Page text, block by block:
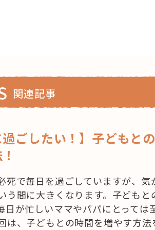
関連記事
過ごしたい！】子どもとの
死で毎日を過ごしていますが、気
う間に大きくなります。子どもと
日が忙しいママやパパにとっては
は、子どもとの時間を増やす方法